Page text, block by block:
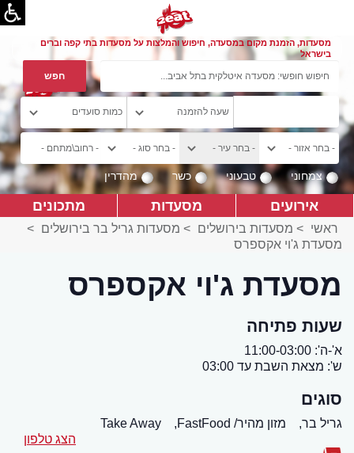
מסעדות, הזמנת מקום במסעדה, חיפוש והמלצות על מסעדות בתי קפה וברים
בישראל
צמחוני טבעוני כשר מהדרין
אירועים מסעדות מתכונים
ראשי > מסעדות בירושלים > מסעדות גריל בר בירושלים >
מסעדת ג'וי אקספרס
מסעדת ג'וי אקספרס
שעות פתיחה
א'-ה': 11:00-03:00
ש': מצאת השבת עד 03:00
סוגים
גריל בר, מזון מהיר/ FastFood,
Take Away
הצג טלפון